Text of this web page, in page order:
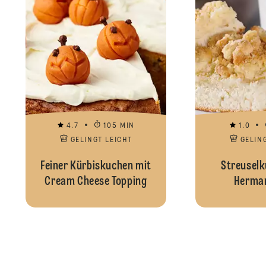
4.7
105 MIN
GELINGT LEICHT
Feiner Kürbiskuchen mit
Cream Cheese Topping
1.0